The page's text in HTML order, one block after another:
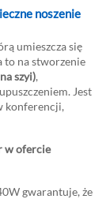
noszenie
umieszcza się
to na stworzenie
szyi),
Jest
konferencji,
w ofercie
gwarantuje, że